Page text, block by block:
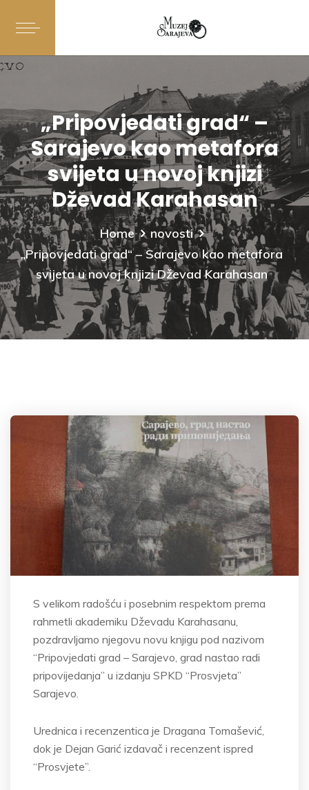
„Pripovjedati grad“ –
Sarajevo kao metafora
svijeta u novoj knjizi
Dževad Karahasan
Home
novosti
„Pripovjedati grad“ – Sarajevo kao metafora
svijeta u novoj knjizi Dževad Karahasan
S velikom radošću i posebnim respektom prema
rahmetli akademiku Dževadu Karahasanu,
pozdravljamo njegovu novu knjigu pod nazivom
“Pripovjedati grad – Sarajevo, grad nastao radi
pripovijedanja” u izdanju SPKD “Prosvjeta”
Sarajevo.
Urednica i recenzentica je Dragana Tomašević,
dok je Dejan Garić izdavač i recenzent ispred
“Prosvjete”.